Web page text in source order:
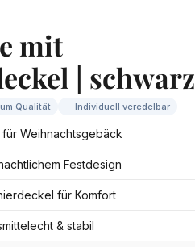
mit
| schwarz
Qualität Individuell veredelbar
Weihnachtsgebäck
Festdesign
für Komfort
& stabil